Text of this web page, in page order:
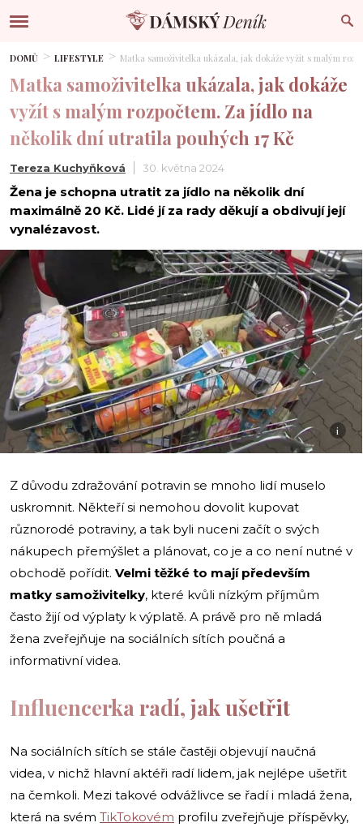
DOMŮ LIFESTYLE Matka samoživitelka ukázala, jak dokáže vyžít s malým
Matka samoživitelka ukázala, jak dokáže
vyžít s malým rozpočtem. Za jídlo na
několik dní utratila pouhých 17 Kč
Tereza Kuchyňková 30. května 2024
Žena je schopna utratit za jídlo na několik dní
maximálně 20 Kč. Lidé jí za rady děkují a obdivují její
vynalézavost.
i
Z důvodu zdražování potravin se mnoho lidí muselo
uskromnit. Někteří si nemohou dovolit kupovat
různorodé potraviny, a tak byli nuceni začít o svých
nákupech přemýšlet a plánovat, co je a co není nutné v
obchodě pořídit. Velmi těžké to mají především
matky samoživitelky, které kvůli nízkým příjmům
často žijí od výplaty k výplatě. A právě pro ně mladá
žena zveřejňuje na sociálních sítích poučná a
informativní videa.
Influencerka radí, jak ušetřit
Na sociálních sítích se stále častěji objevují naučná
videa, v nichž hlavní aktéři radí lidem, jak nejlépe ušetřit
na čemkoli. Mezi takové odvážlivce se řadí i mladá žena,
která na svém TikTokovém profilu zveřejňuje příspěvky,